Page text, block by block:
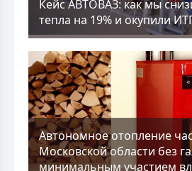
Кейс АВТОВАЗ: как мы
тепла на 19% и окупили
Aвтономное отопление
Московской области без
минимальным участием